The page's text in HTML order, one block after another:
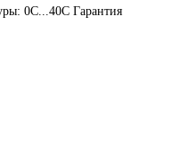
0С...40С Гарантия